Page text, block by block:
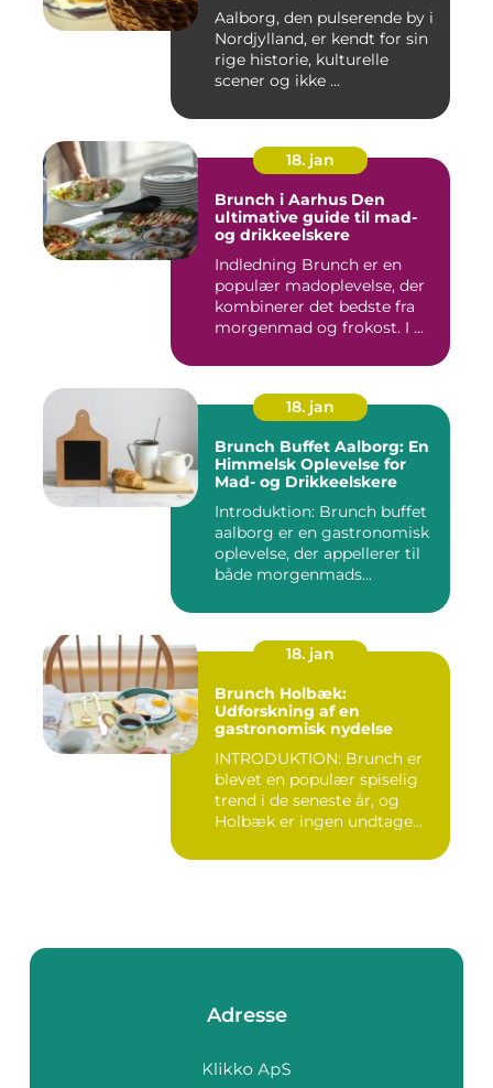
Aalborg, den pulserende by i
Nordjylland, er kendt for sin
rige historie, kulturelle
scener og ikke ...
18. jan
Brunch i Aarhus Den
ultimative guide til mad-
og drikkeelskere
Indledning Brunch er en
populær madoplevelse, der
kombinerer det bedste fra
morgenmad og frokost. I ...
18. jan
Brunch Buffet Aalborg: En
Himmelsk Oplevelse for
Mad- og Drikkeelskere
Introduktion: Brunch buffet
aalborg er en gastronomisk
oplevelse, der appellerer til
både morgenmads...
18. jan
Brunch Holbæk:
Udforskning af en
gastronomisk nydelse
INTRODUKTION: Brunch er
blevet en populær spiselig
trend i de seneste år, og
Holbæk er ingen undtage...
Adresse